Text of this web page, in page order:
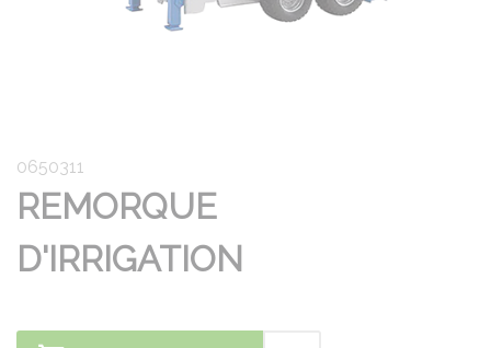
0650311
REMORQUE
D'IRRIGATION